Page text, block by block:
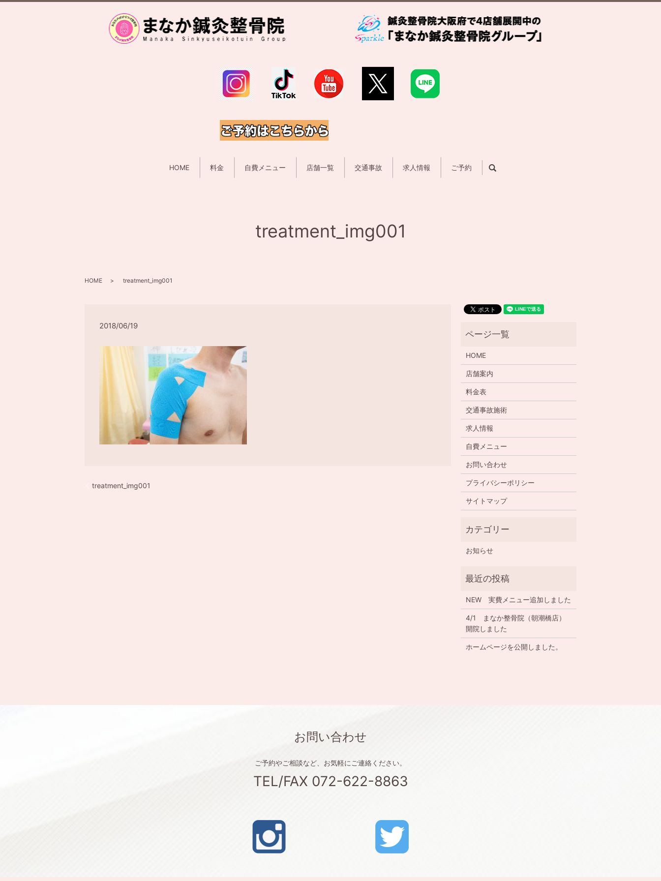
HOME 料金 自費メニュー 店舗一覧 交通事故 求人情報 ご予約 search
treatment_img001
HOME treatment_img001
2018/06/19
treatment_img001
HOME
店舗案内
料金表
交通事故施術
求人情報
自費メニュー
お問い合わせ
プライバシーポリシー
サイトマップ
お知らせ
NEW 実費メニュー追加しました
4/1 まなか整骨院（朝潮橋店）
開院しました
ホームページを公開しました。
お問い合わせ
ご予約やご相談など、お気軽にご連絡ください。
TEL/FAX 072-622-8863